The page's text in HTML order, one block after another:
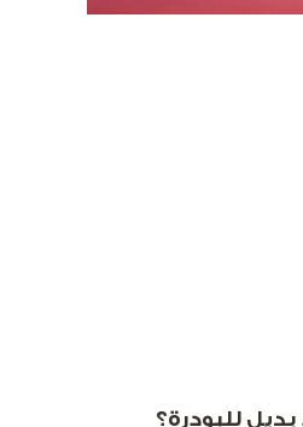
للبودرة؟